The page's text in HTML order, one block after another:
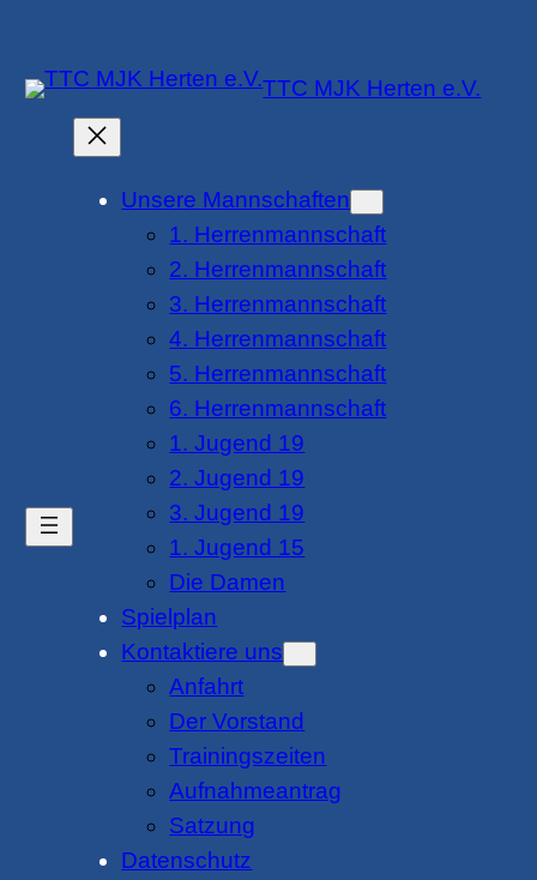
springen
TTC MJK Herten e.V.
Unsere Mannschaften
1. Herrenmannschaft
2. Herrenmannschaft
3. Herrenmannschaft
4. Herrenmannschaft
5. Herrenmannschaft
6. Herrenmannschaft
1. Jugend 19
2. Jugend 19
3. Jugend 19
1. Jugend 15
Die Damen
Spielplan
Kontaktiere uns
Anfahrt
Der Vorstand
Trainingszeiten
Aufnahmeantrag
Satzung
Datenschutz